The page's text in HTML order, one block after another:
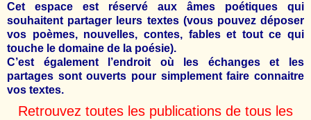
Cet espace est réservé aux âmes poétiques qui
souhaitent partager leurs textes (vous pouvez déposer
vos poèmes, nouvelles, contes, fables et tout ce qui
touche le domaine de la poésie).
C’est également l’endroit où les échanges et les
partages sont ouverts pour simplement faire connaitre
vos textes.
Retrouvez toutes les publications de tous les